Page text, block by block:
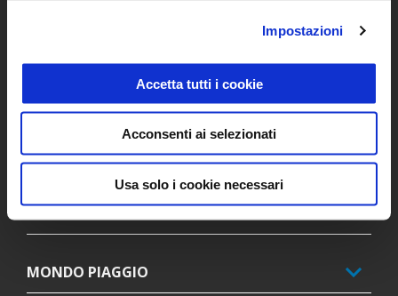
Impostazioni
Accetta tutti i cookie
Acconsenti ai selezionati
Usa solo i cookie necessari
PROMOZIONI
MONDO PIAGGIO